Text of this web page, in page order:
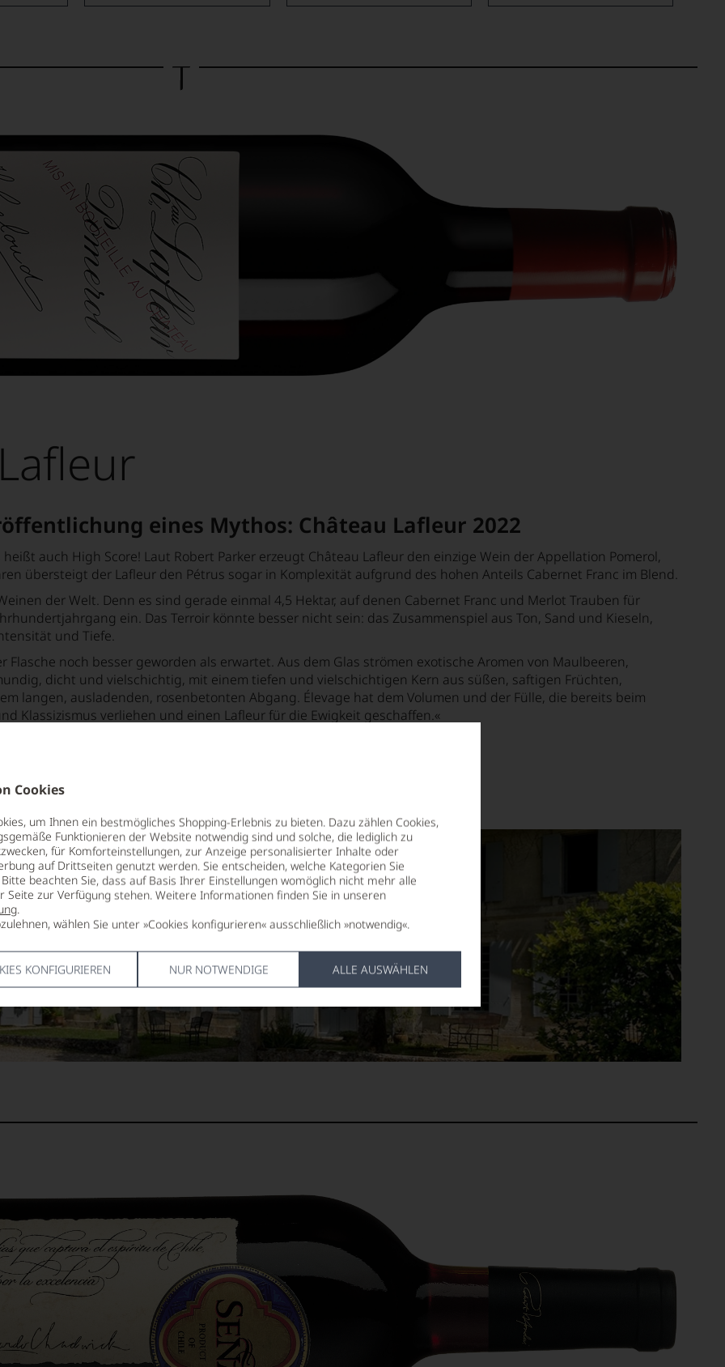
Cookies
um Ihnen ein bestmögliches Shopping-Erlebnis zu bieten. Dazu zählen Cookies,
Funktionieren der Website notwendig sind und solche, die lediglich zu
für Komforteinstellungen, zur Anzeige personalisierter Inhalte oder
auf Drittseiten genutzt werden. Sie entscheiden, welche Kategorien Sie
beachten Sie, dass auf Basis Ihrer Einstellungen womöglich nicht mehr alle
Seite zur Verfügung stehen. Weitere Informationen finden Sie in unseren
.
wählen Sie unter »Cookies konfigurieren« ausschließlich »notwendig«.
KONFIGURIEREN NUR NOTWENDIGE ALLE AUSWÄHLEN
eines Mythos: Château Lafleur 2022
auch High Score! Laut Robert Parker erzeugt Château Lafleur den einzige Wein der Appellation Pomerol,
übersteigt der Lafleur den Pétrus sogar in Komplexität aufgrund des hohen Anteils Cabernet Franc im Blend.
der Welt. Denn es sind gerade einmal 4,5 Hektar, auf denen Cabernet Franc und Merlot Trauben für
ein. Das Terroir könnte besser nicht sein: das Zusammenspiel aus Ton, Sand und Kieseln,
und Tiefe.
Flasche noch besser geworden als erwartet. Aus dem Glas strömen exotische Aromen von Maulbeeren,
dicht und vielschichtig, mit einem tiefen und vielschichtigen Kern aus süßen, saftigen Früchten,
langen, ausladenden, rosenbetonten Abgang. Élevage hat dem Volumen und der Fülle, die bereits beim
Klassizismus verliehen und einen Lafleur für die Ewigkeit geschaffen.«
suchen müssen ...
Suckling